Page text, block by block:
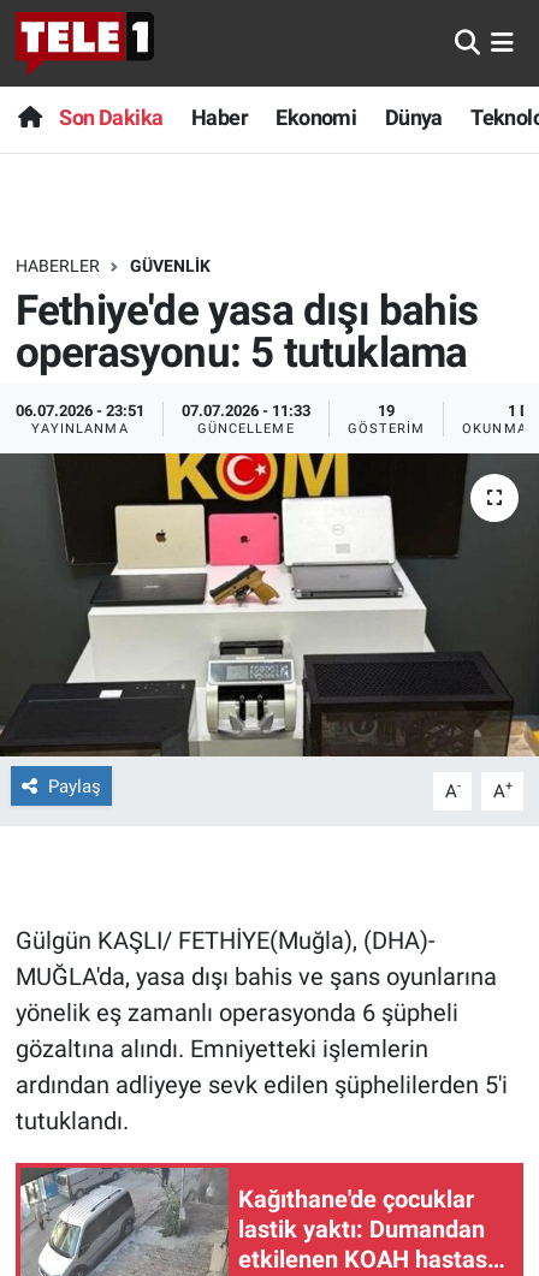
Son Dakika Haber Ekonomi Dünya
HABERLER GÜVENLIK
Fethiye'de yasa dışı bahis
operasyonu: 5 tutuklama
06.07.2026 - 23:51
YAYINLANMA
07.07.2026 - 11:33
GÜNCELLEME
19
GÖSTERIM
1 DK
OKUNMA
Paylaş A- A+
Gülgün KAŞLI/ FETHİYE(Muğla), (DHA)-
MUĞLA'da, yasa dışı bahis ve şans oyunlarına
yönelik eş zamanlı operasyonda 6 şüpheli
gözaltına alındı. Emniyetteki işlemlerin
ardından adliyeye sevk edilen şüphelilerden 5'i
tutuklandı.
Kağıthane'de çocuklar
lastik yaktı: Dumandan
etkilenen KOAH hastası
Anında Manşet
Başka Sohbetler
Bilim turu
Bilim ve Teknoloji Evreni
Doğa Konuşuyor
Dünya
Ege Saati
Ege'den Esintiler
Eğitim
Eğlence
Ekonomi
Gün Başlıyor
Gün Bitiyor
Gün Ortası
Gündem Özel
Günün görüntüsü
Haber
Son Dakika
Haber
Dünya
Teknoloji
Sağlık
Spor
Yayın Akışı
İletişim
Nöbetçi Eczaneler
Hava Durumu
Trafik Durumu
Süper Lig Puan Durumu ve Fikstür
Tüm Manşetler
Son Dakika Haberleri
Haber Arşivi